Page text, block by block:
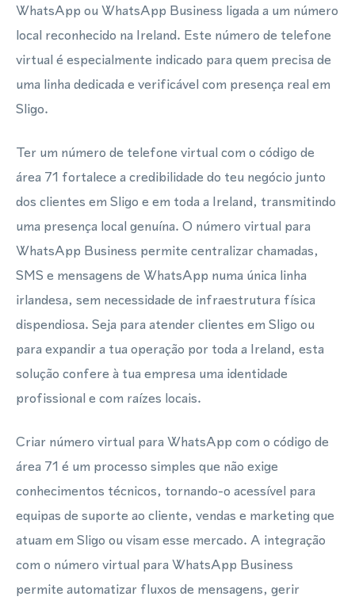
WhatsApp ou WhatsApp Business ligada a um número
local reconhecido na Ireland. Este número de telefone
virtual é especialmente indicado para quem precisa de
uma linha dedicada e verificável com presença real em
Sligo.
Ter um número de telefone virtual com o código de
área 71 fortalece a credibilidade do teu negócio junto
dos clientes em Sligo e em toda a Ireland, transmitindo
uma presença local genuína. O número virtual para
WhatsApp Business permite centralizar chamadas,
SMS e mensagens de WhatsApp numa única linha
irlandesa, sem necessidade de infraestrutura física
dispendiosa. Seja para atender clientes em Sligo ou
para expandir a tua operação por toda a Ireland, esta
solução confere à tua empresa uma identidade
profissional e com raízes locais.
Criar número virtual para WhatsApp com o código de
área 71 é um processo simples que não exige
conhecimentos técnicos, tornando-o acessível para
equipas de suporte ao cliente, vendas e marketing que
atuam em Sligo ou visam esse mercado. A integração
com o número virtual para WhatsApp Business
permite automatizar fluxos de mensagens, gerir